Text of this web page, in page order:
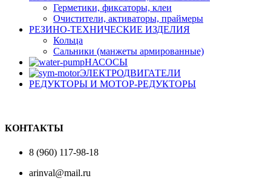
Герметики, фиксаторы, клеи
Очистители, активаторы, праймеры
РЕЗИНО-ТЕХНИЧЕСКИЕ ИЗДЕЛИЯ
Кольца
Сальники (манжеты армированные)
НАСОСЫ
ЭЛЕКТРОДВИГАТЕЛИ
РЕДУКТОРЫ И МОТОР-РЕДУКТОРЫ
КОНТАКТЫ
8 (960) 117-98-18
arinval@mail.ru